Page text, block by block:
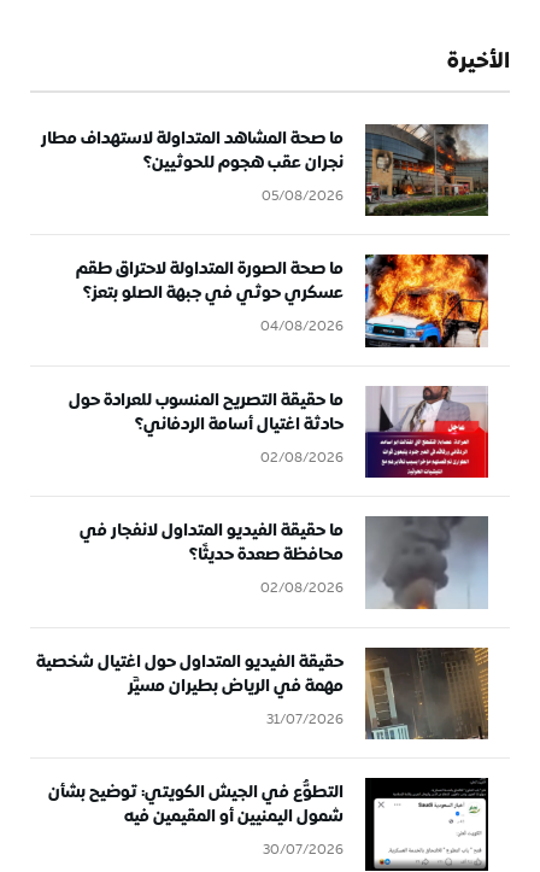
الأخيرة
ما صحة المشاهد المتداولة لاستهداف مطار
نجران عقب هجوم للحوثيين؟
05/08/2026
ما صحة الصورة المتداولة لاحتراق طقم
عسكري حوثي في جبهة الصلو بتعز؟
04/08/2026
ما حقيقة التصريح المنسوب للعرادة حول
حادثة اغتيال أسامة الردفاني؟
02/08/2026
ما حقيقة الفيديو المتداول لانفجار في
محافظة صعدة حديثًا؟
02/08/2026
حقيقة الفيديو المتداول حول اغتيال شخصية
مهمة في الرياض بطيران مسيَّر
31/07/2026
التطوُّع في الجيش الكويتي: توضيح بشأن
شمول اليمنيين أو المقيمين فيه
30/07/2026